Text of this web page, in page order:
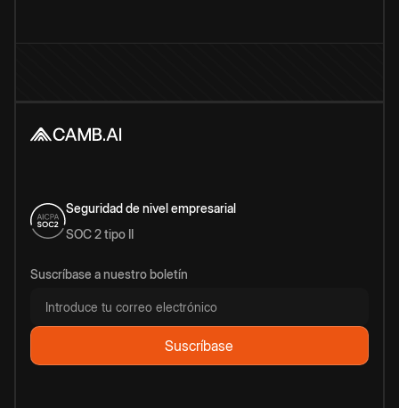
Seguridad de nivel empresarial
SOC 2 tipo II
Suscríbase a nuestro boletín